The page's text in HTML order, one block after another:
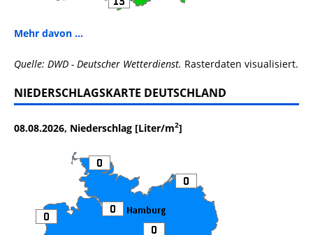
Mehr davon ...
Quelle: DWD - Deutscher Wetterdienst. Rasterdaten visualisiert.
NIEDERSCHLAGSKARTE DEUTSCHLAND
08.08.2026, Niederschlag [Liter/m2]